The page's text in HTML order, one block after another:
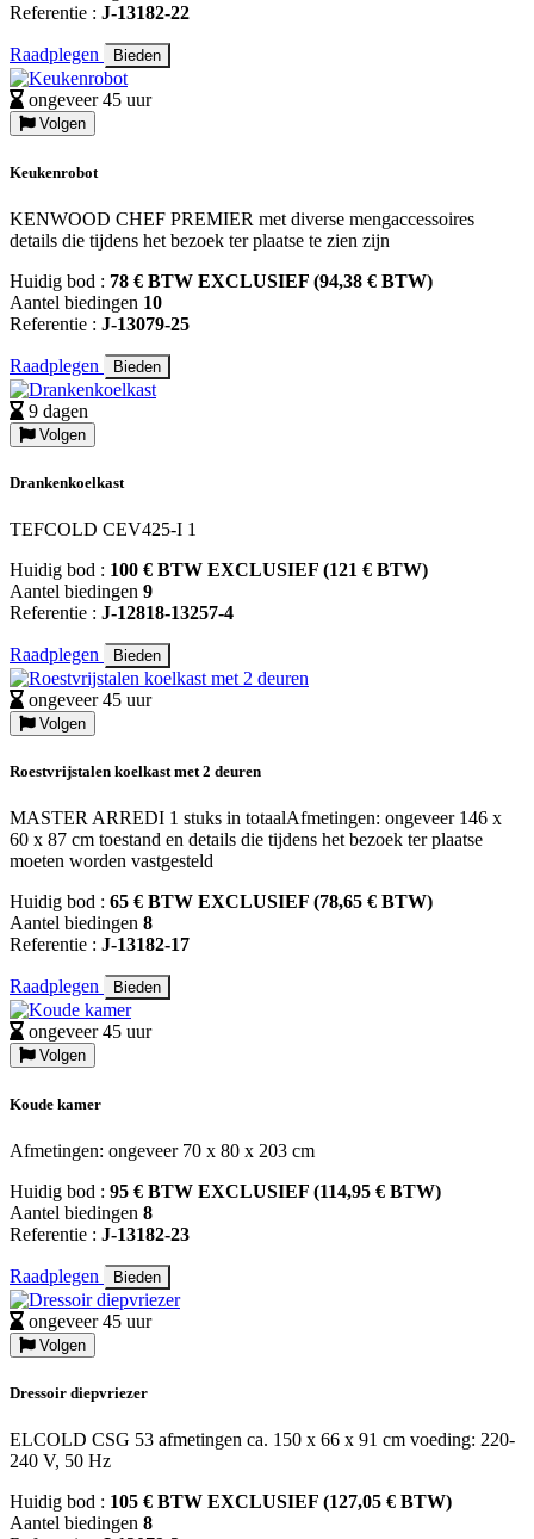
Referentie : J-13182-22
Raadplegen Bieden
ongeveer 45 uur
Volgen
Keukenrobot
KENWOOD CHEF PREMIER met diverse mengaccessoires
details die tijdens het bezoek ter plaatse te zien zijn
Huidig bod : 78 € BTW EXCLUSIEF (94,38 € BTW)
Aantel biedingen 10
Referentie : J-13079-25
Raadplegen Bieden
9 dagen
Volgen
Drankenkoelkast
TEFCOLD CEV425-I 1
Huidig bod : 100 € BTW EXCLUSIEF (121 € BTW)
Aantel biedingen 9
Referentie : J-12818-13257-4
Raadplegen Bieden
ongeveer 45 uur
Volgen
Roestvrijstalen koelkast met 2 deuren
MASTER ARREDI 1 stuks in totaalAfmetingen: ongeveer 146 x
60 x 87 cm toestand en details die tijdens het bezoek ter plaatse
moeten worden vastgesteld
Huidig bod : 65 € BTW EXCLUSIEF (78,65 € BTW)
Aantel biedingen 8
Referentie : J-13182-17
Raadplegen Bieden
ongeveer 45 uur
Volgen
Koude kamer
Afmetingen: ongeveer 70 x 80 x 203 cm
Huidig bod : 95 € BTW EXCLUSIEF (114,95 € BTW)
Aantel biedingen 8
Referentie : J-13182-23
Raadplegen Bieden
ongeveer 45 uur
Volgen
Dressoir diepvriezer
ELCOLD CSG 53 afmetingen ca. 150 x 66 x 91 cm voeding: 220-
240 V, 50 Hz
Huidig bod : 105 € BTW EXCLUSIEF (127,05 € BTW)
Aantel biedingen 8